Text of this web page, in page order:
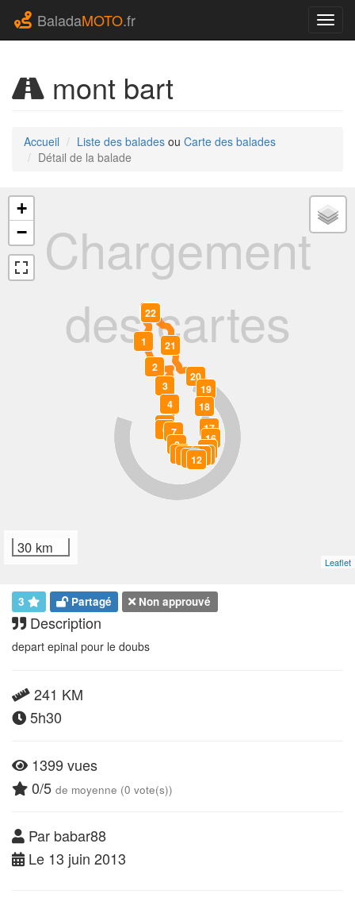
BaladaMOTO.fr
mont bart
Accueil Liste des balades ou Carte des balades
Détail de la balade
Chargement
des cartes
0
1
2
3
4
5
6 7
8
910111213
1415
16
17
18
19
20
21
22
+
−
30 km
Leaflet
3 Partagé Non approuvé
Description
depart epinal pour le doubs
241 KM
5h30
1399 vues
0/5 de moyenne (0 vote(s))
Par babar88
Le 13 juin 2013